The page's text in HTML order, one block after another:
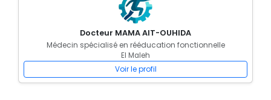
Docteur MAMA AIT-OUHIDA
Médecin spécialisé en rééducation fonctionnelle
El Maleh
Voir le profil